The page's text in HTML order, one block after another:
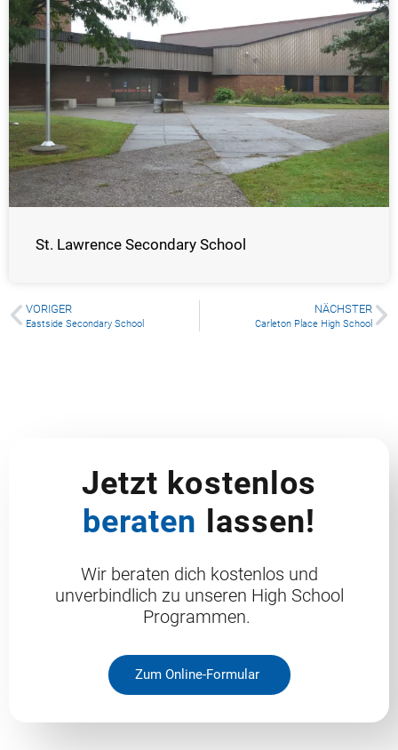
St. Lawrence Secondary School
VORIGER
Eastside Secondary School
NÄCHSTER
Carleton Place High School
Jetzt kostenlos
beraten lassen!
Wir beraten dich kostenlos und
unverbindlich zu unseren High School
Programmen.
Zum Online-Formular